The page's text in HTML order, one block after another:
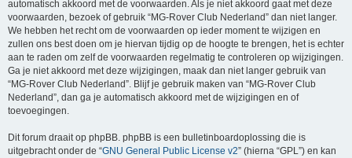
automatisch akkoord met de voorwaarden. Als je niet akkoord gaat met deze
voorwaarden, bezoek of gebruik “MG-Rover Club Nederland” dan niet langer.
We hebben het recht om de voorwaarden op ieder moment te wijzigen en
zullen ons best doen om je hiervan tijdig op de hoogte te brengen, het is echter
aan te raden om zelf de voorwaarden regelmatig te controleren op wijzigingen.
Ga je niet akkoord met deze wijzigingen, maak dan niet langer gebruik van
“MG-Rover Club Nederland”. Blijf je gebruik maken van “MG-Rover Club
Nederland”, dan ga je automatisch akkoord met de wijzigingen en of
toevoegingen.
Dit forum draait op phpBB. phpBB is een bulletinboardoplossing die is
uitgebracht onder de “GNU General Public License v2” (hierna “GPL”) en kan